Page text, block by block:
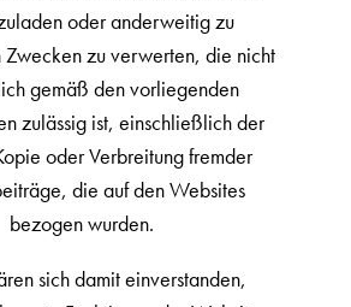
oder anderweitig zu
zu verwerten, die nicht
gemäß den vorliegenden
zulässig ist, einschließlich der
oder Verbreitung fremder
die auf den Websites
bezogen wurden.
sich damit einverstanden,